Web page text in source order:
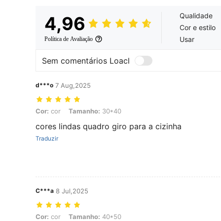
4,96
Política de Avaliação
Qualidade
Cor e estilo
Usar
Sem comentários Loacl
d***o 7 Aug,2025
Cor: cor, Tamanho: 30*40
Cor: cor Tamanho: 30*40
cores lindas quadro giro para a cizinha
Traduzir
C***a 8 Jul,2025
Cor: cor, Tamanho: 40*50
Cor: cor Tamanho: 40*50